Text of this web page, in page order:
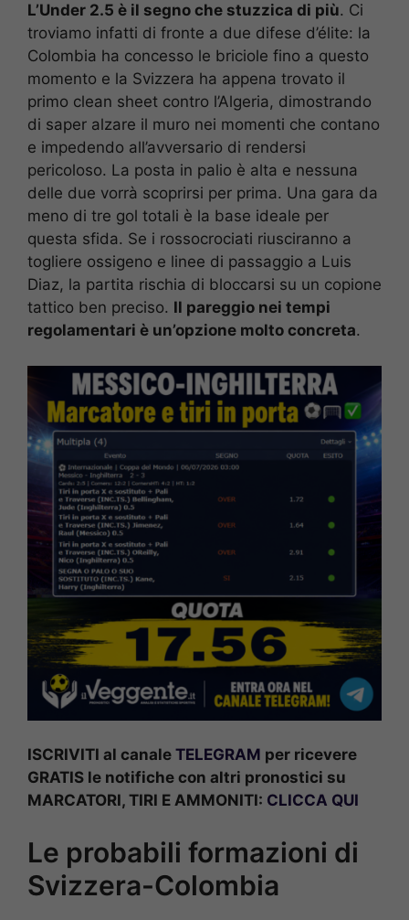
L’Under 2.5 è il segno che stuzzica di più. Ci
troviamo infatti di fronte a due difese d’élite: la
Colombia ha concesso le briciole fino a questo
momento e la Svizzera ha appena trovato il
primo clean sheet contro l’Algeria, dimostrando
di saper alzare il muro nei momenti che contano
e impedendo all’avversario di rendersi
pericoloso. La posta in palio è alta e nessuna
delle due vorrà scoprirsi per prima. Una gara da
meno di tre gol totali è la base ideale per
questa sfida. Se i rossocrociati riusciranno a
togliere ossigeno e linee di passaggio a Luis
Diaz, la partita rischia di bloccarsi su un copione
tattico ben preciso. Il pareggio nei tempi
regolamentari è un’opzione molto concreta.
ISCRIVITI al canale TELEGRAM per ricevere
GRATIS le notifiche con altri pronostici su
MARCATORI, TIRI E AMMONITI: CLICCA QUI
Le probabili formazioni di
Svizzera-Colombia